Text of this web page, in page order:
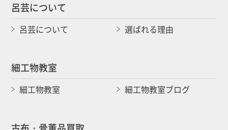
呂芸について
呂芸について 選ばれる理由
細工物教室
細工物教室 細工物教室ブログ